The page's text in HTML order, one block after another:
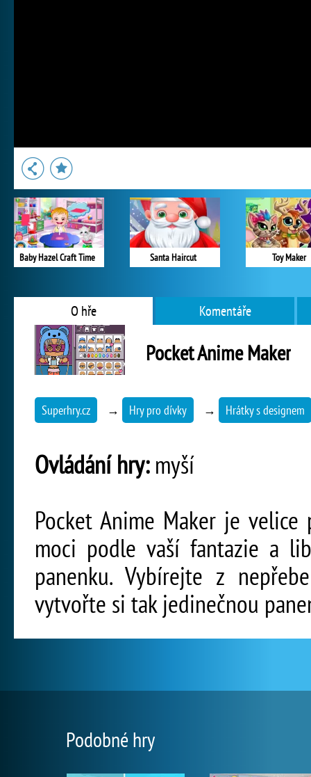
Baby Hazel Craft Time Santa Haircut Toy Maker
O hře Komentáře
Pocket Anime Maker
Superhry.cz → Hry pro dívky → Hrátky s designem
Ovládání hry:myší
Pocket Anime Maker je
moci podle vaší fantazie a
panenku. Vybírejte z
vytvořte si tak jedinečnou
Podobné hry